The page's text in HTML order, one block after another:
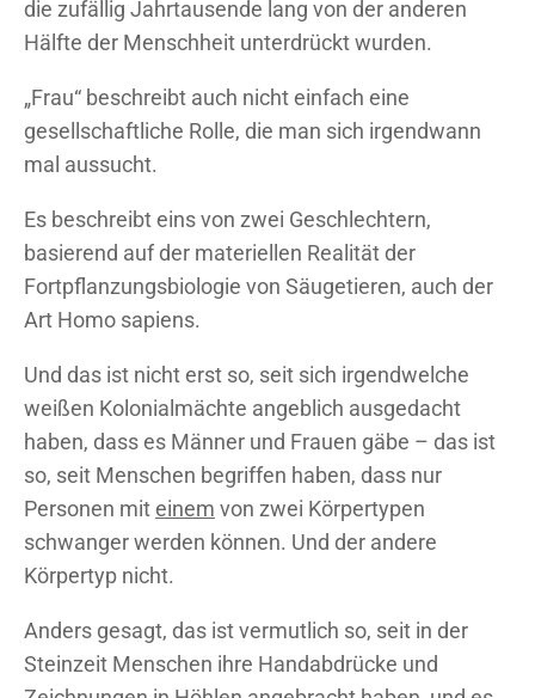
die zufällig Jahrtausende lang von der anderen
Hälfte der Menschheit unterdrückt wurden.
„Frau“ beschreibt auch nicht einfach eine
gesellschaftliche Rolle, die man sich irgendwann
mal aussucht.
Es beschreibt eins von zwei Geschlechtern,
basierend auf der materiellen Realität der
Fortpflanzungsbiologie von Säugetieren, auch der
Art Homo sapiens.
Und das ist nicht erst so, seit sich irgendwelche
weißen Kolonialmächte angeblich ausgedacht
haben, dass es Männer und Frauen gäbe – das ist
so, seit Menschen begriffen haben, dass nur
Personen miteinem von zwei Körpertypen
schwanger werden können. Und der andere
Körpertyp nicht.
Anders gesagt, das ist vermutlich so, seit in der
Steinzeit Menschen ihre Handabdrücke und